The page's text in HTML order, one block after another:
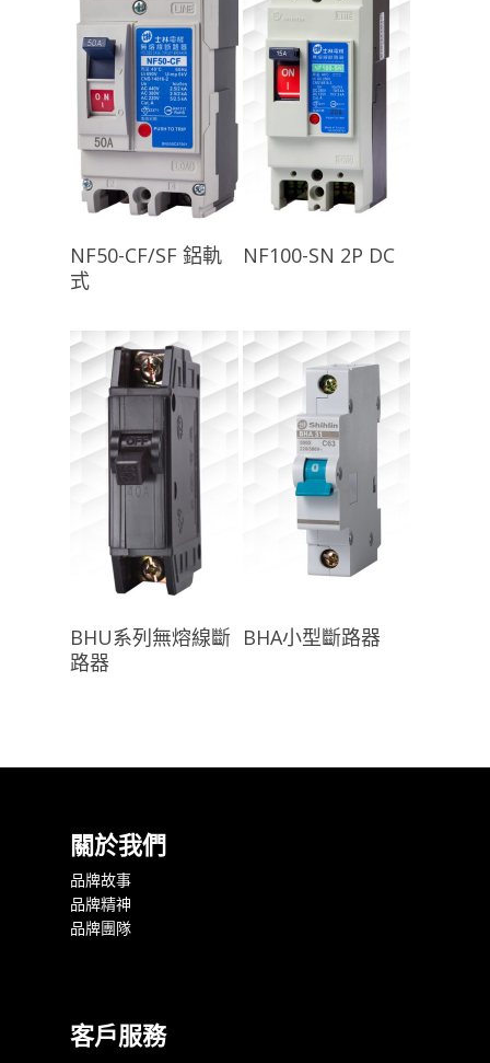
NF50-CF/SF 鋁軌
式
NF100-SN 2P DC
查看內容
BHU系列無熔線斷
路器
查看內容
BHA小型斷路器
關於我們
品牌故事
品牌精神
品牌團隊
客戶服務